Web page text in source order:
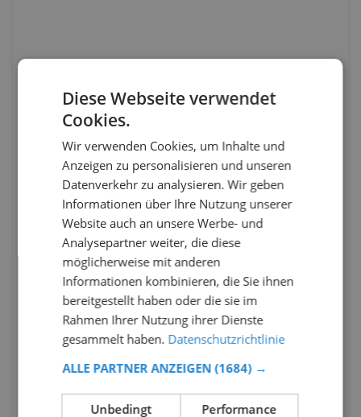
Diese Webseite verwendet
Cookies.
Wir verwenden Cookies, um Inhalte und
Anzeigen zu personalisieren und unseren
Datenverkehr zu analysieren. Wir geben
Informationen über Ihre Nutzung unserer
Website auch an unsere Werbe- und
Analysepartner weiter, die diese
möglicherweise mit anderen
Informationen kombinieren, die Sie ihnen
bereitgestellt haben oder die sie im
Rahmen Ihrer Nutzung ihrer Dienste
gesammelt haben. Datenschutzrichtlinie
ALLE PARTNER ANZEIGEN (1684) →
Unbedingt
Performance